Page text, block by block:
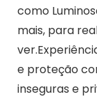
como
mais, para
e proteção
inseguras e